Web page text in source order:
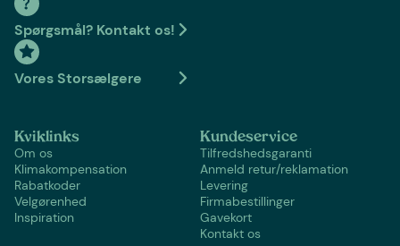
Spørgsmål? Kontakt os!
Vores Storsælgere
Kviklinks
Om os
Klimakompensation
Rabatkoder
Velgørenhed
Inspiration
Kundeservice
Tilfredshedsgaranti
Anmeld retur/reklamation
Levering
Firmabestillinger
Gavekort
Kontakt os